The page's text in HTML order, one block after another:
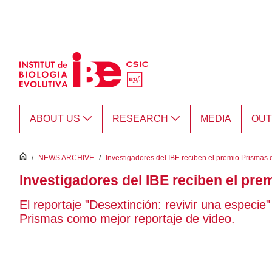
ABOUT US RESEARCH MEDIA
inici
/ NEWS ARCHIVE / Investigadores del IBE reciben el premio Prismas
Investigadores del IBE reciben el
El reportaje "Desextinción: revivir una
Prismas como mejor reportaje de video.